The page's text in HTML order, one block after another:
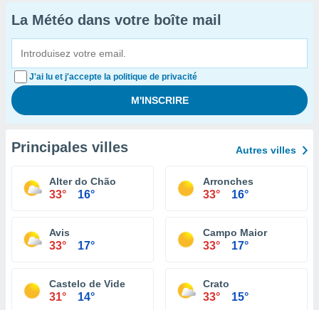
La Météo dans votre boîte mail
J'ai lu et j'accepte la politique de privacité
Principales villes Autres villes
Alter do Chão
33° 16°
Arronches
33° 16°
Avis
33° 17°
Campo Maior
33° 17°
Castelo de Vide
31° 14°
Crato
33° 15°